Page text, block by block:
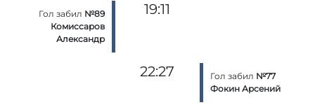
Гол забил №89
Комиссаров
Александр
19:11
22:27 Гол забил №77
Фокин Арсений